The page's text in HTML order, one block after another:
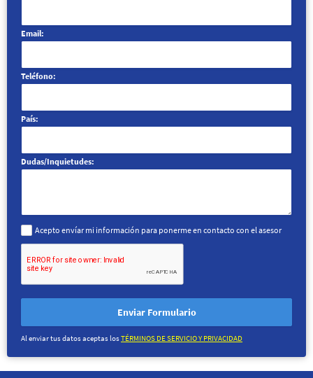
Email:
Teléfono:
País:
Dudas/Inquietudes:
Acepto envíar mi información para ponerme en contacto con el asesor
Enviar Formulario
Al enviar tus datos aceptas losTÉRMINOS DE SERVICIO Y PRIVACIDAD